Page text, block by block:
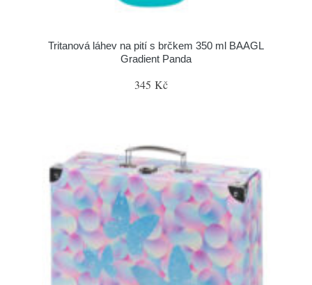
Tritanová láhev na pití s brčkem 350 ml BAAGL
Gradient Panda
345 Kč